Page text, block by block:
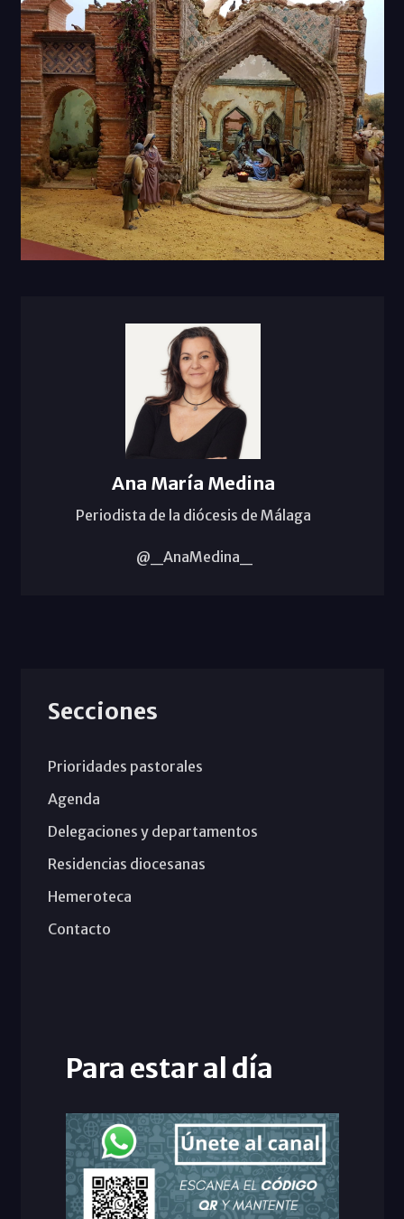
Ana María Medina
Periodista de la diócesis de Málaga
@_AnaMedina_
Secciones
Prioridades pastorales
Agenda
Delegaciones y departamentos
Residencias diocesanas
Hemeroteca
Contacto
Para estar al día